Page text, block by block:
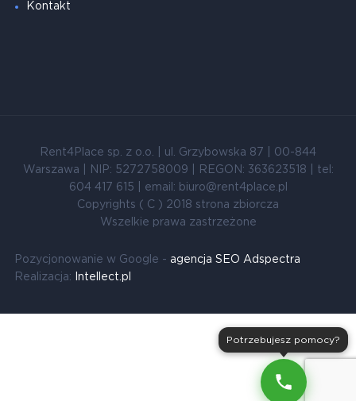
Kontakt
Rent4Place sp. z o.o. | ul. Grzybowska 87 | 00-844
Warszawa | NIP: 5272758009 | REGON: 363623518 | tel:
604 417 615 | email: biuro@rent4place.pl
Copyrights ( C ) 2018 strona zbiorcza
Wszelkie prawa zastrzeżone
Pozycjonowanie w Google - agencja SEO Adspectra
Realizacja:
Intellect.pl
Potrzebujesz pomocy?